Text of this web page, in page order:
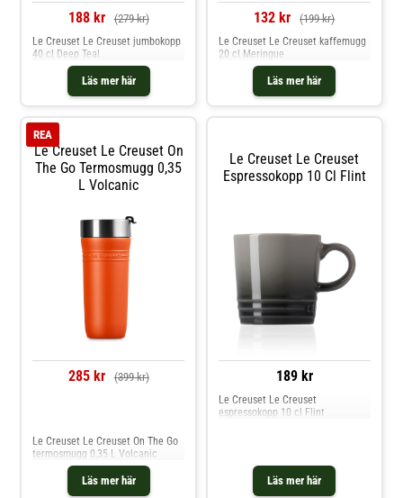
stål.- Red Dot Award for Product
Termosmuggar och mer Muggar &
Koppar hos Royal Design.
188 kr (279 kr)
Läs mer här
Le Creuset Le Creuset jumbokopp
40 cl Deep Teal
132 kr (199 kr)
Läs mer här
Le Creuset Le Creuset kaffemugg
20 cl Meringue
Le Creuset Le Creuset On
The Go Termosmugg 0,35
L Volcanic
REA
285 kr (399 kr)
Läs mer här
Le Creuset Le Creuset On The Go
termosmugg 0,35 L Volcanic
Le Creuset Le Creuset
Espressokopp 10 Cl Flint
189 kr
Läs mer här
Le Creuset Le Creuset
espressokopp 10 cl Flint